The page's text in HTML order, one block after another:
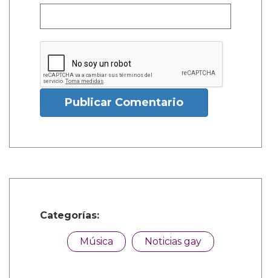
Publicar Comentario
Categorías:
Música Noticias gay